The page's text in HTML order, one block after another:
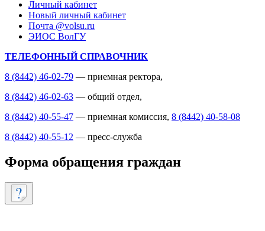
Личный кабинет
Новый личный кабинет
Почта @volsu.ru
ЭИОС ВолГУ
ТЕЛЕФОННЫЙ СПРАВОЧНИК
8 (8442) 46-02-79 — приемная ректора,
8 (8442) 46-02-63 — общий отдел,
8 (8442) 40-55-47 — приемная комиссия, 8 (8442) 40-58-08
8 (8442) 40-55-12 — пресс-служба
Форма обращения граждан